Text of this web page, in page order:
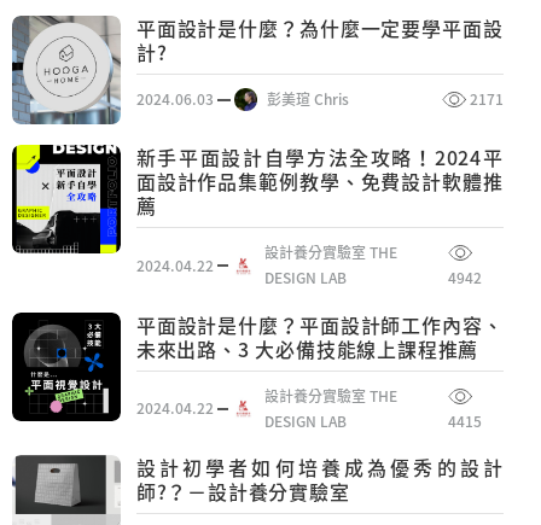
平面設計是什麼？為什麼一定要學平面設
計?
2024.06.03 彭美瑄 Chris 2171
新手平面設計自學方法全攻略！2024平
面設計作品集範例教學、免費設計軟體推
薦
2024.04.22
設計養分實驗室 THE
DESIGN LAB
4942
平面設計是什麼？平面設計師工作內容、
未來出路、3 大必備技能線上課程推薦
2024.04.22
設計養分實驗室 THE
DESIGN LAB
4415
設計初學者如何培養成為優秀的設計
師?？－設計養分實驗室